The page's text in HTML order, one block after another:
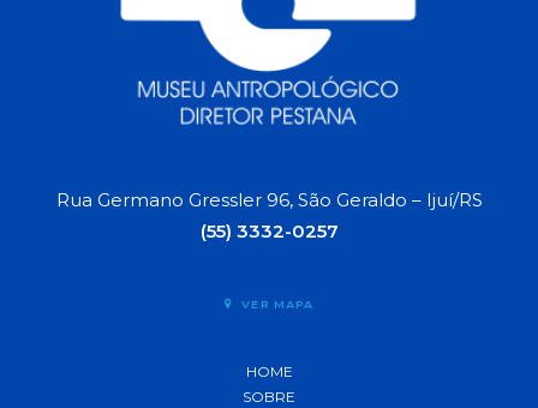
Rua Germano Gressler 96, São Geraldo – Ijuí/RS
(55) 3332-0257
VER MAPA
HOME
SOBRE